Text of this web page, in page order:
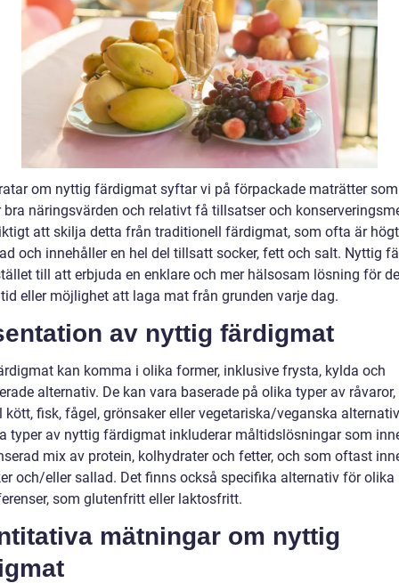
om nyttig färdigmat syftar vi på förpackade maträtter som
bra näringsvärden och relativt få tillsatser och
att skilja detta från traditionell färdigmat, som ofta är högt
och innehåller en hel del tillsatt socker, fett och salt. Nyttig
till att erbjuda en enklare och mer hälsosam lösning för
eller möjlighet att laga mat från grunden varje dag.
av nyttig färdigmat
kan komma i olika former, inklusive frysta, kylda och
alternativ. De kan vara baserade på olika typer av
kött, fisk, fågel, grönsaker eller vegetariska/veganska
typer av nyttig färdigmat inkluderar måltidslösningar som
mix av protein, kolhydrater och fetter, och som oftast
och/eller sallad. Det finns också specifika alternativ för olika
som glutenfritt eller laktosfritt.
mätningar om nyttig